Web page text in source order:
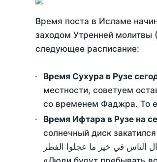
Время поста в Исламе
заходом Утренней молитвы
следующее расписание:
Время Сухура в Рузе
местности, советуем
со временем Фаджра. То
Время Ифтара в Рузе на
солнечный диск
الناس في خير ما عجلوا الفطر